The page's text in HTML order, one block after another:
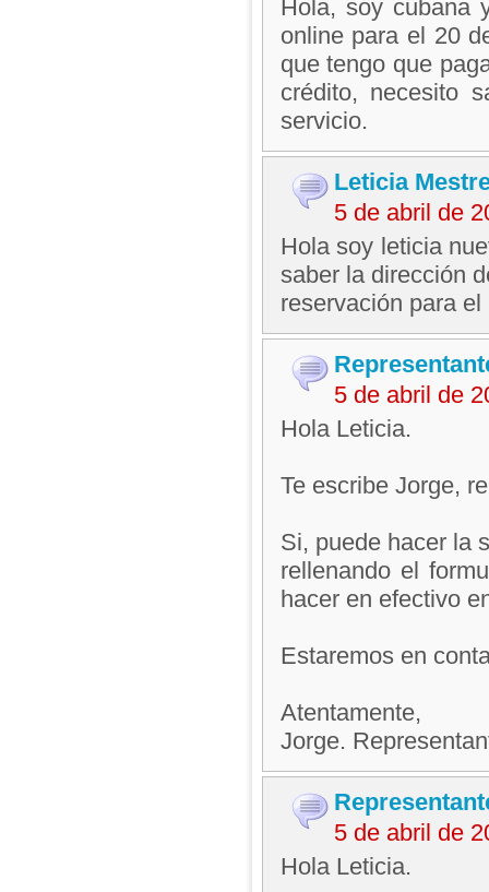
Hola, soy cubana
online para el 20
que tengo que
crédito, necesito
servicio.
Leticia
5 de abril de
Hola soy leticia
saber la dirección
reservación para
5 de abril de
Hola Leticia.
Te escribe Jorge,
Si, puede hacer la
rellenando el
hacer en efectivo
Estaremos en
Atentamente,
Jorge.
5 de abril de
Hola Leticia.